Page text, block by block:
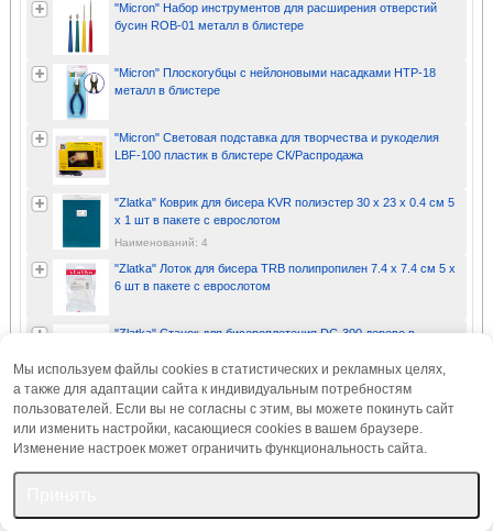
"Micron" Набор инструментов для расширения отверстий
бусин ROB-01 металл в блистере
"Micron" Плоскогубцы с нейлоновыми насадками HTP-18
металл в блистере
"Micron" Световая подставка для творчества и рукоделия
LBF-100 пластик в блистере СК/Распродажа
"Zlatka" Коврик для бисера KVR полиэстер 30 х 23 х 0.4 см 5
x 1 шт в пакете с еврослотом
Наименований: 4
"Zlatka" Лоток для бисера TRB полипропилен 7.4 х 7.4 см 5 x
6 шт в пакете с еврослотом
"Zlatka" Станок для бисероплетения DC-300 дерево в
"Zlatka" Станок для бисероплетения DC-3000 дерево в
деревянной упаковке
Мы используем файлы cookies в статистических и рекламных целях,
а также для адаптации сайта к индивидуальным потребностям
пользователей. Если вы не согласны с этим, вы можете покинуть сайт
или изменить настройки, касающиеся cookies в вашем браузере.
Изменение настроек может ограничить функциональность сайта.